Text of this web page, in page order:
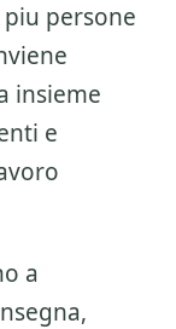
persone
insieme
e
a